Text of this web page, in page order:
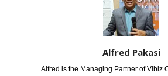
Alfred Pakasi
Alfred is the Managing Partner of Vibiz